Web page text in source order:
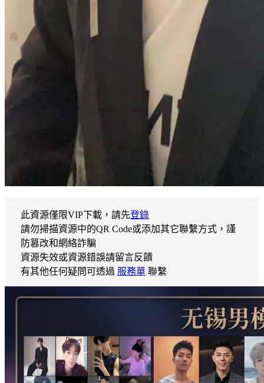
此資源僅限VIP下載，請先登錄
請勿掃描資源中的QR Code或添加其它聯繫方式，謹
防篡改和網絡詐騙
資源失效或資源錯誤請留言反饋
有其他任何疑問可透過 服務單 聯繫